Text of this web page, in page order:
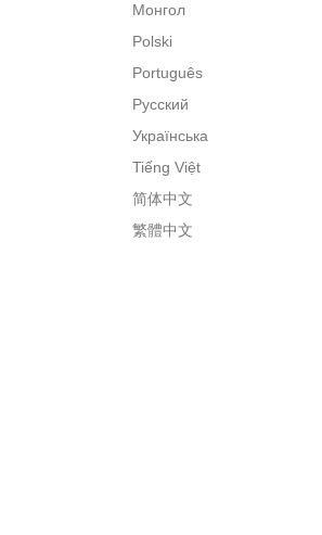
Монгол
Polski
Português
Русский
Українська
Tiếng Việt
简体中文
繁體中文